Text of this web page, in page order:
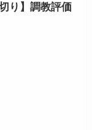
り】調教評価